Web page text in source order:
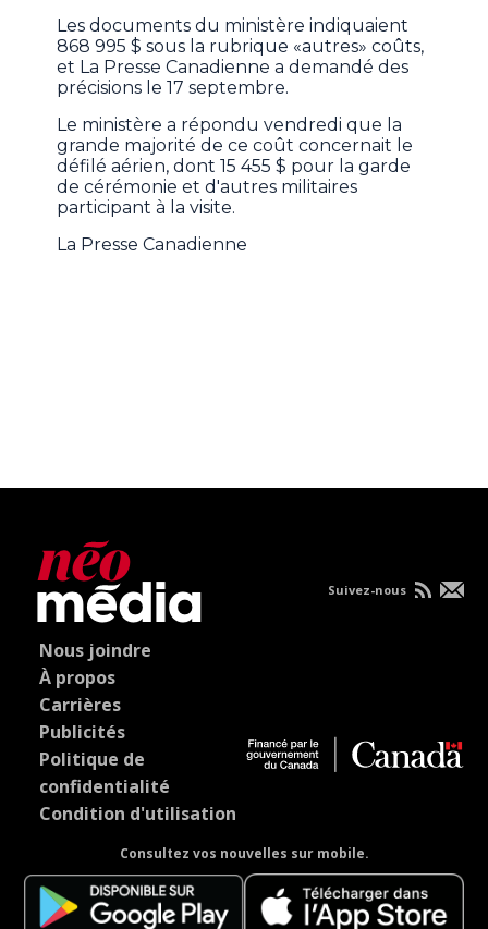
Les documents du ministère indiquaient
868 995 $ sous la rubrique «autres» coûts,
et La Presse Canadienne a demandé des
précisions le 17 septembre.
Le ministère a répondu vendredi que la
grande majorité de ce coût concernait le
défilé aérien, dont 15 455 $ pour la garde
de cérémonie et d'autres militaires
participant à la visite.
La Presse Canadienne
Nous joindre
À propos
Carrières
Publicités
Politique de
confidentialité
Condition d'utilisation
Consultez vos nouvelles sur mobile.
Suivez-nous